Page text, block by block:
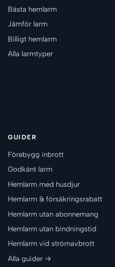
Bästa hemlarm
Jämför larm
Billigt hemlarm
Alla larmtyper
GUIDER
Förebygg inbrott
Godkänt larm
Hemlarm med husdjur
Hemlarm & försäkringsrabatt
Hemlarm utan abonnemang
Hemlarm utan bindningstid
Hemlarm vid strömavbrott
Alla guider →